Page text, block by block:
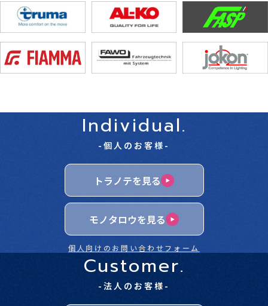
Individual.
-個人のお客様-
トラノテを見る
モノタロウを見る
個人向けのお問い合わせフォーム
Customer.
-法人のお客様-